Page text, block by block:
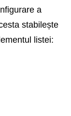
a
stabilește
listei: